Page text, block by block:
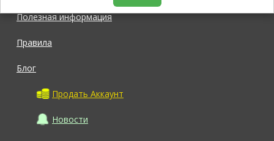
Полезная информация
Правила
Блог
Продать Аккаунт
Новости